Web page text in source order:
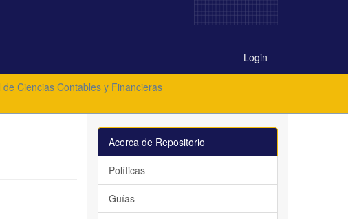
Login
Ciencias Contables y Financieras
Acerca de Repositorio
Políticas
Guías